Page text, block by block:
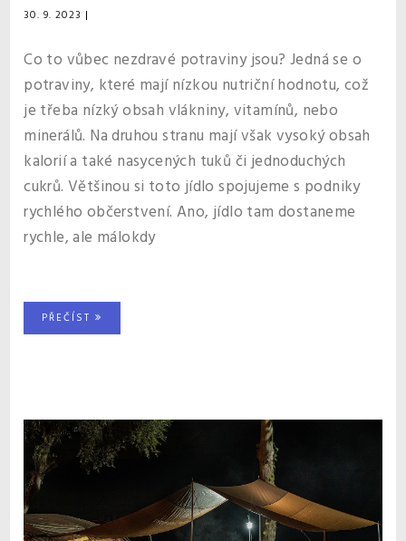
30. 9. 2023 |
Co to vůbec nezdravé potraviny jsou? Jedná se o
potraviny, které mají nízkou nutriční hodnotu, což
je třeba nízký obsah vlákniny, vitamínů, nebo
minerálů. Na druhou stranu mají však vysoký obsah
kalorií a také nasycených tuků či jednoduchých
cukrů. Většinou si toto jídlo spojujeme s podniky
rychlého občerstvení. Ano, jídlo tam dostaneme
rychle, ale málokdy
PŘEČÍST